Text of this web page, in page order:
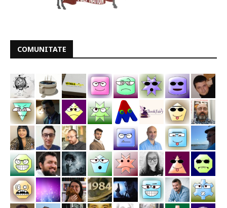
COMUNITATE